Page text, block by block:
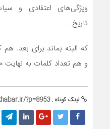
ویژگی‌های اعتقادی و
تاریخ…
که البته بماند برای بعد. هم
و هم تعداد کلمات به
لینک کوتاه :?p=8953